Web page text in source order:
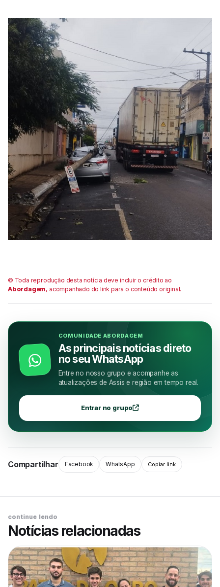
© Toda reprodução desta notícia deve incluir o crédito ao
Abordagem, acompanhado do link para o conteúdo original.
COMUNIDADE ABORDAGEM
As principais notícias direto
no seu WhatsApp
Entre no nosso grupo e acompanhe as
atualizações de Assis e região em tempo real.
Entrar no grupo
Compartilhar Facebook WhatsApp Copiar link
continue lendo
Notícias relacionadas